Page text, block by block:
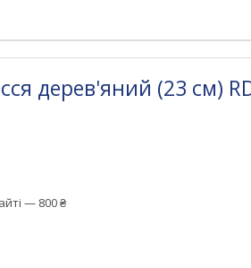
дерев'яний (23 см)
— 800 ₴